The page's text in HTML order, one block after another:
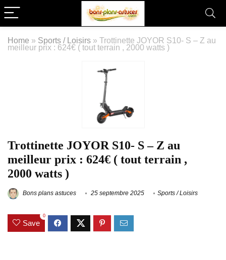
Home » Sports / Loisirs » Trottinette JOYOR S10- S – Z au
meilleur prix : 624€ ( tout terrain , 2000 watts )
Trottinette JOYOR S10- S – Z au
meilleur prix : 624€ ( tout terrain ,
2000 watts )
Bons plans astuces 25 septembre 2025 Sports / Loisirs
Save
0